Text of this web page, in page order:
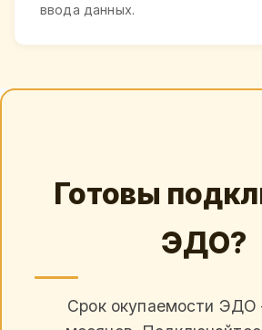
ввода данных.
Готовы
ЭДО?
Срок окупаемости ЭДО